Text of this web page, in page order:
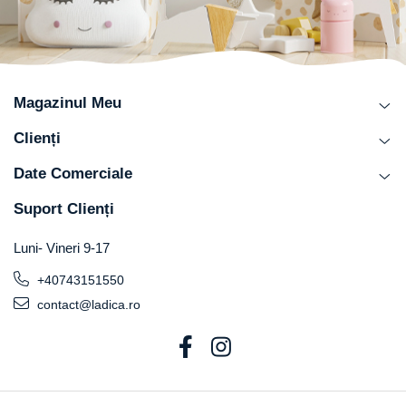
Magazinul Meu
Clienți
Date Comerciale
Suport Clienți
Luni- Vineri 9-17
+40743151550
contact@ladica.ro